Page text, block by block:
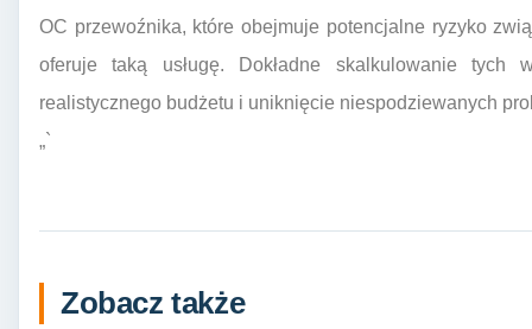
OC przewoźnika, które obejmuje potencjalne ryzyko
oferuje taką usługę. Dokładne skalkulowanie tych
realistycznego budżetu i uniknięcie niespodziewanych
„`
Zobacz także